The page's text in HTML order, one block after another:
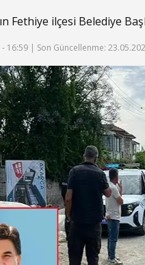
Fethiye ilçesi Belediye
16:59 | Son Güncellenme: